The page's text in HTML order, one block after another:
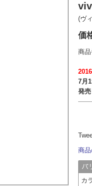
(ヴ
価
商
7月
発
商
カ